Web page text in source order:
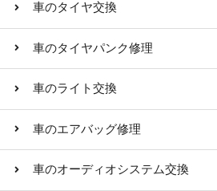
車のタイヤ交換
車のタイヤパンク修理
車のライト交換
車のエアバッグ修理
車のオーディオシステム交換